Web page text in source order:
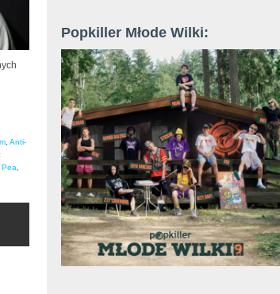
, Anti-
Pea,
Popkiller Młode Wilki: